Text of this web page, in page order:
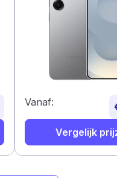
Vanaf:
Vergelijk